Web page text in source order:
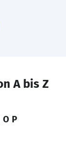
A bis Z
O P